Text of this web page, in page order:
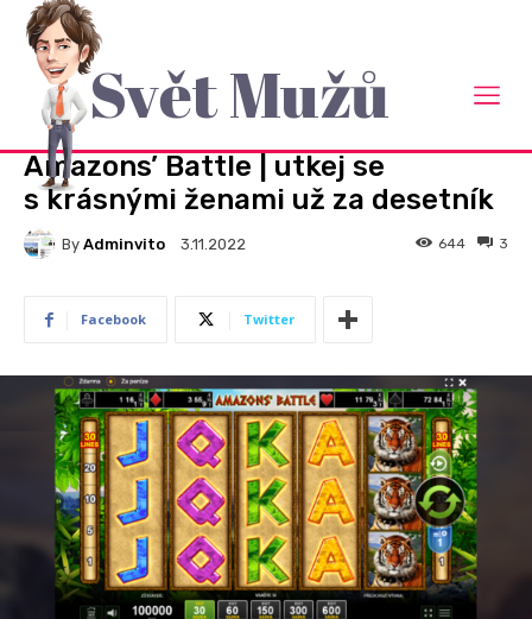
Svět Mužů
Domů Rady a návody
RADY A NÁVODY
Amazons’ Battle | utkej se
s krásnými ženami už za desetník
By Adminvito 3.11.2022 3
644
Facebook Twitter